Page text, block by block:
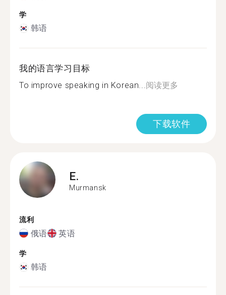
学
韩语
我的语言学习目标
To improve speaking in Korean...阅读更多
下载软件
E.
Murmansk
流利
俄语 英语
学
韩语